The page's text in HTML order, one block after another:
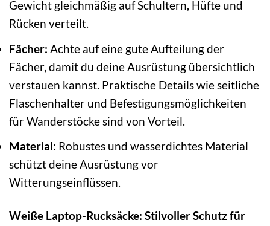
Gewicht gleichmäßig auf Schultern, Hüfte und
Rücken verteilt.
Fächer: Achte auf eine gute Aufteilung der
Fächer, damit du deine Ausrüstung übersichtlich
verstauen kannst. Praktische Details wie seitliche
Flaschenhalter und Befestigungsmöglichkeiten
für Wanderstöcke sind von Vorteil.
Material: Robustes und wasserdichtes Material
schützt deine Ausrüstung vor
Witterungseinflüssen.
Weiße Laptop-Rucksäcke: Stilvoller Schutz für